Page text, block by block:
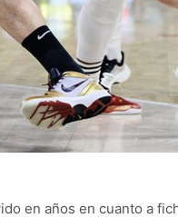
en años en cuanto a